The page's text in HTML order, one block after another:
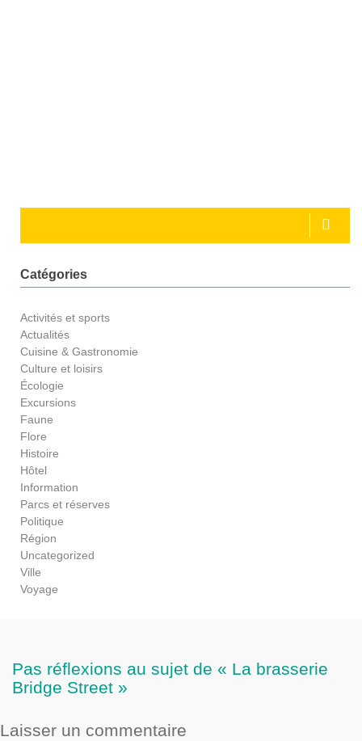
Catégories
Activités et sports
Actualités
Cuisine & Gastronomie
Culture et loisirs
Écologie
Excursions
Faune
Flore
Histoire
Hôtel
Information
Parcs et réserves
Politique
Région
Uncategorized
Ville
Voyage
Pas réflexions au sujet de « La brasserie
Bridge Street »
Laisser un commentaire